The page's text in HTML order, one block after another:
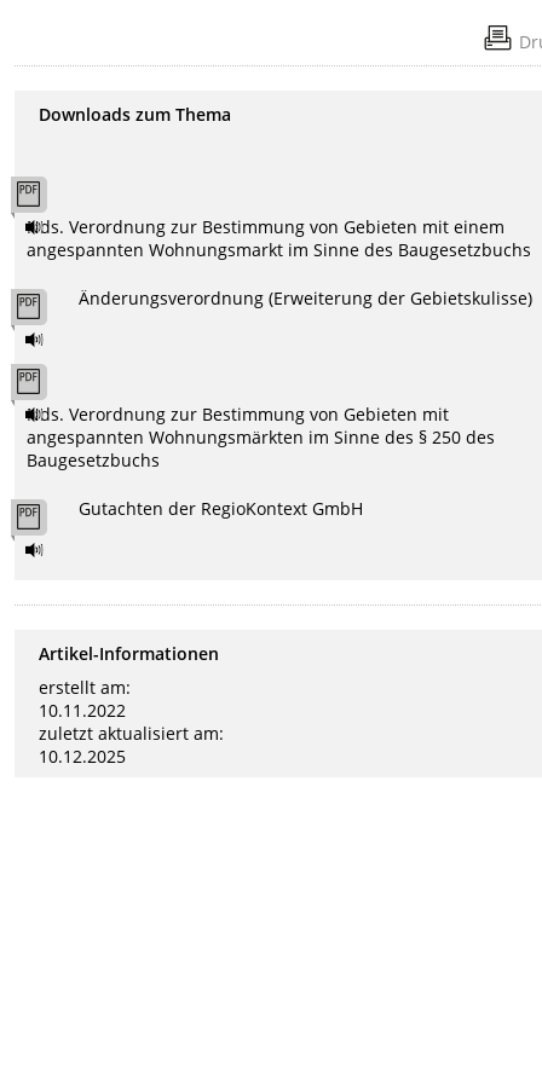
Downloads zum Thema
Nds. Verordnung zur Bestimmung von Gebieten mit einem
angespannten Wohnungsmarkt im Sinne des Baugesetzbuchs
Änderungsverordnung (Erweiterung der Gebietskulisse)
Nds. Verordnung zur Bestimmung von Gebieten mit
angespannten Wohnungsmärkten im Sinne des § 250 des
Baugesetzbuchs
Gutachten der RegioKontext GmbH
Artikel-Informationen
erstellt am:
10.11.2022
zuletzt aktualisiert am:
10.12.2025